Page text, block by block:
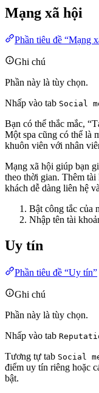
Mạng xã hội
Phần tiêu đề “Mạng
Ghi chú
Phần này là tùy chọn.
Nhấp vào tab Social
Bạn có thể thắc mắc,
Một spa cũng có thể là
khuôn viên với nhân
Mạng xã hội giúp bạn
theo thời gian. Thêm tài
khách dễ dàng liên hệ
Bật công tắc của
Nhập tên tài
Uy tín
Phần tiêu đề “Uy tín”
Ghi chú
Phần này là tùy chọn.
Nhấp vào tab
Tương tự tab Social
điểm uy tín riêng hoặc
bật.